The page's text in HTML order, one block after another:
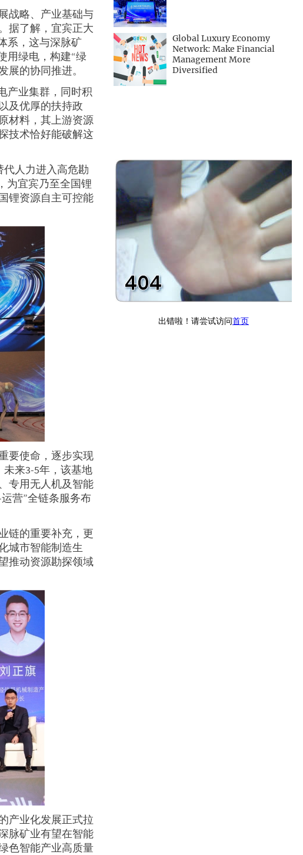
战略、产业基础与
据了解，宜宾正大
系，这与深脉矿
用绿电，构建“绿
的协同推进。
产业集群，同时积
及优厚的扶持政
材料，其上游资源
技术恰好能破解这
人力进入高危勘
为宜宾乃至全国锂
锂资源自主可控能
要使命，逐步实现
未来3-5年，该基地
专用无人机及智能
营”全链条服务布
链的重要补充，更
城市智能制造生
推动资源勘探领域
产业化发展正式拉
脉矿业有望在智能
色智能产业高质量
Global Luxury Economy
Network: Make Financial
Management More
Diversified